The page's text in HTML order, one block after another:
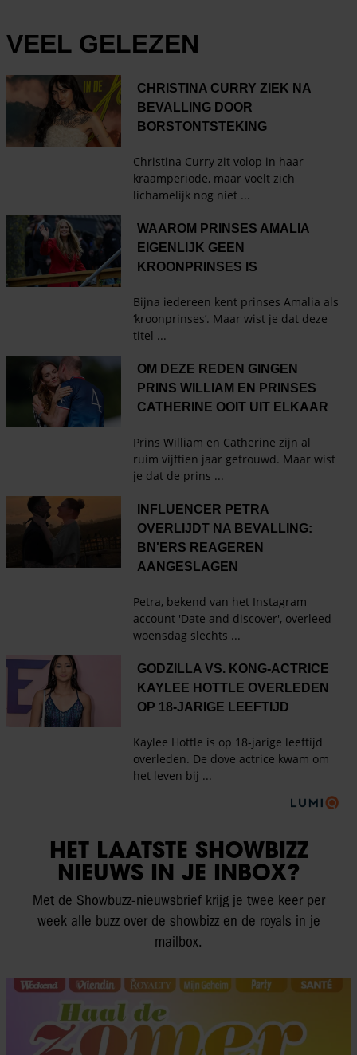
HET LAATSTE SHOWBIZZ
NIEUWS IN JE INBOX?
Met de Showbuzz-nieuwsbrief krijg je twee keer per
week alle buzz over de showbizz en de royals in je
mailbox.